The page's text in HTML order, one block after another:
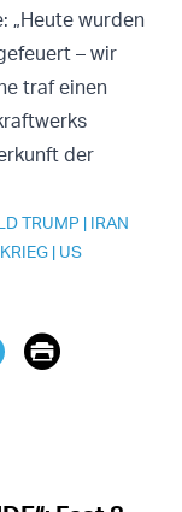
„Heute wurden
– wir
traf einen
der
TRUMP | IRAN
| US
Print